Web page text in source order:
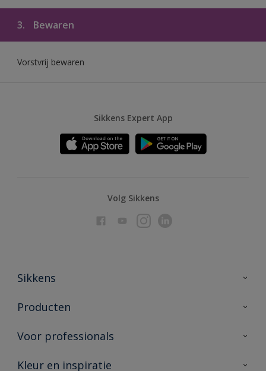
3. Bewaren
Vorstvrij bewaren
Sikkens Expert App
Volg Sikkens
Sikkens
Over Sikkens
Duurzaamheid
Producten
Producten voor binnen
Vind je verkooppunt
Voor professionals
Advies & service
Kleur en inspiratie